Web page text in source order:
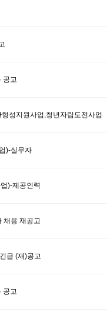
공고
성지원사업,청년자립도전사업
)-실무자
)-제공인력
채용 재공고
급 (재)공고
공고